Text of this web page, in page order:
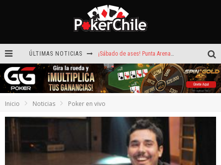
ÚLTIMAS NOTICIAS ¡Sábado de ases! Punta Arenas y Valdivia repartieron más de $3,8 millones
ROAD TO CLSOP Puerto Plata, satélite a Main Event.
Carlos Faúndez aceleró hasta la victoria en el Turbo de Dreams Temuco
La generación dorada de 2011: el año en que Chile conquistó el póker internacional
Inicio Noticias Poker en vivo